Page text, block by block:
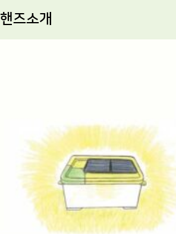
핸즈소개